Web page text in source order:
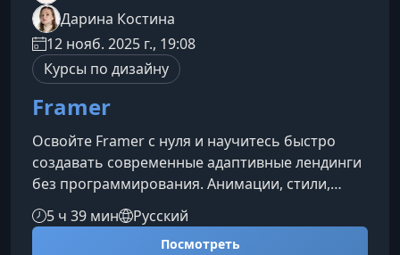
Дарина Костина
12 нояб. 2025 г., 19:08
Курсы по дизайну
Framer
Освойте Framer с нуля и научитесь быстро
создавать современные адаптивные лендинги
без программирования. Анимации, стили,
интерактив, формы — всё в одном
инструменте, который превращает дизайн в
полнофункциональный продукт.Что вы
5 ч 39 мин Русский
Посмотреть